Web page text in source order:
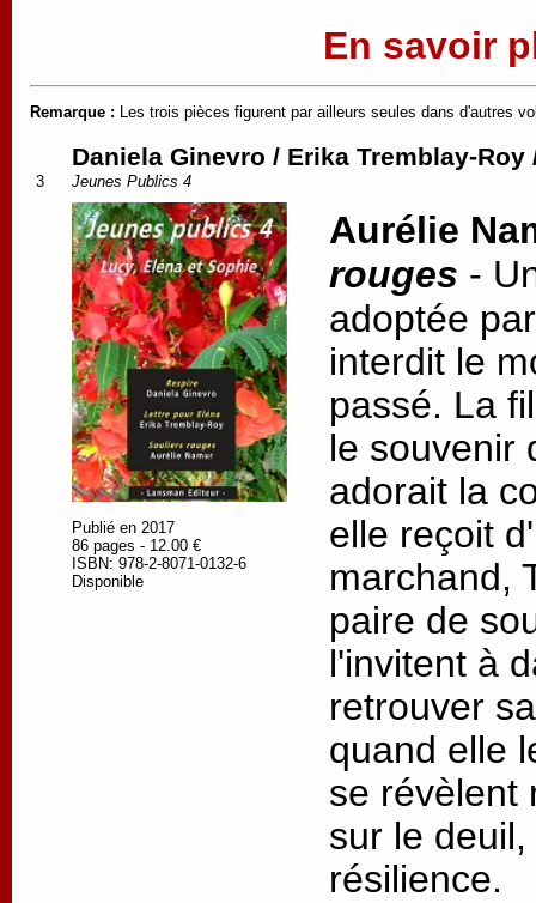
En savoir
Remarque : Les trois pièces figurent par ailleurs seules dans d'autres
3
Daniela Ginevro / Erika Tremblay-Roy
Jeunes Publics 4
Publié en 2017
86 pages - 12.00 €
ISBN: 978-2-8071-0132-6
Disponible
Aurélie
rouges -
adoptée
interdit le
passé. La
le souvenir
adorait la
elle reçoit
marchand,
paire de
l'invitent à
retrouver
quand elle
se révèlent
sur le
résilience.